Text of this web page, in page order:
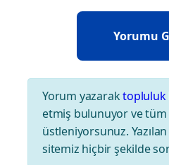
Yorum yazaraktopluluk
etmiş bulunuyor ve
üstleniyorsunuz.
sitemiz hiçbir şekilde